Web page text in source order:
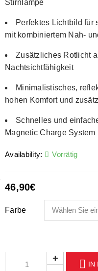
Stirnlampe
Perfektes Lichtbild für
mit kombiniertem Nah-
Zusätzliches Rotlicht
Nachtsichtfähigkeit
Minimalistisches,
hohen Komfort und
Schnelles und
Magnetic Charge System
Availability: Vorrätig
46,90€
Farbe
IN